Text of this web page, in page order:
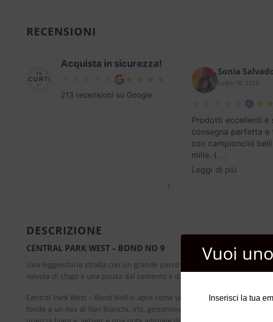
RECENSIONI
Acquista in sicurezza!
213 recensioni su Google
Sonia
Luglio 16, 2026
Prodotti eccellenti e
consegna perfetta e
con campioncini
mille. ( …
Leggi di più
›
DESCRIZIONE
CENTRAL PARK WEST – BOND NO 9
Una leggendaria strada con un grande parco di fronte, merita una
valvola di sfogo e una pausa dal cemento e dall’acciaio.
Central Park West – Bond No9 si apre come un ode alla primavera,
fonde a un mix di fiori bianchi, iris, gelsomino e tiglio. Questo
Vuoi
Inserisci la tua